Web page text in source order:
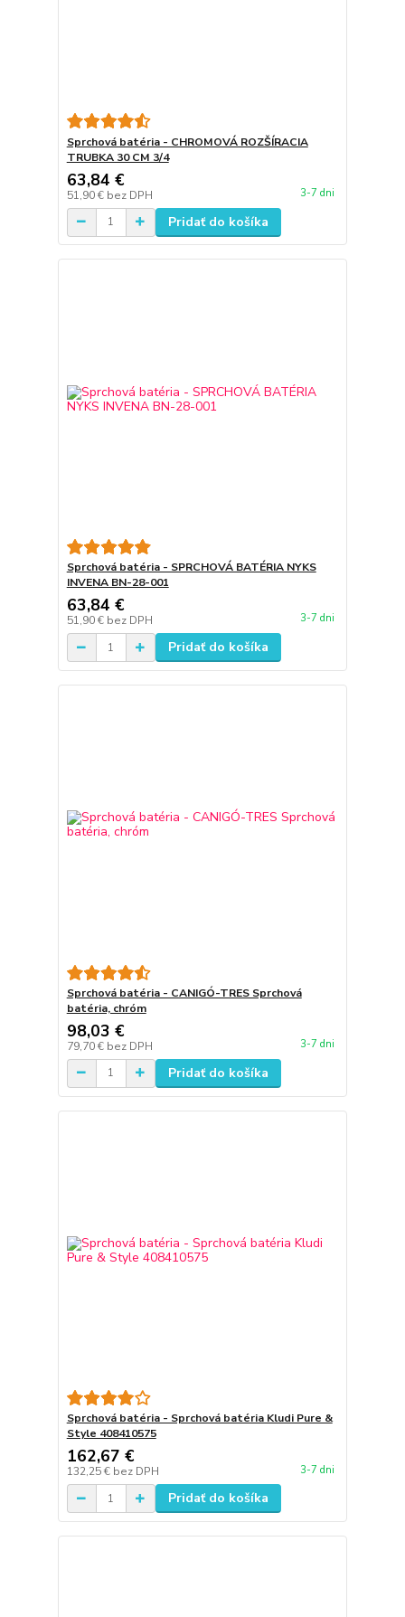
Sprchová batéria - CHROMOVÁ ROZŠÍRACIA
TRUBKA 30 CM 3/4
63,84 €
51,90 € bez DPH 3-7 dni
Pridať do košíka
Sprchová batéria - SPRCHOVÁ BATÉRIA NYKS
INVENA BN-28-001
63,84 €
51,90 € bez DPH 3-7 dni
Pridať do košíka
Sprchová batéria - CANIGÓ-TRES Sprchová
batéria, chróm
98,03 €
79,70 € bez DPH 3-7 dni
Pridať do košíka
Sprchová batéria - Sprchová batéria Kludi Pure &
Style 408410575
162,67 €
132,25 € bez DPH 3-7 dni
Pridať do košíka